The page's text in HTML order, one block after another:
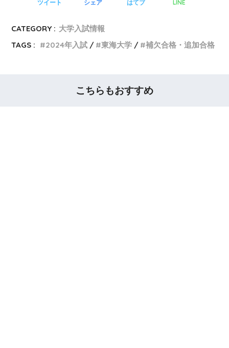
ツイート シェア はてブ LINE
CATEGORY : 大学入試情報
TAGS :
2024年入試 東海大学 補欠合格・追加合格
こちらもおすすめ